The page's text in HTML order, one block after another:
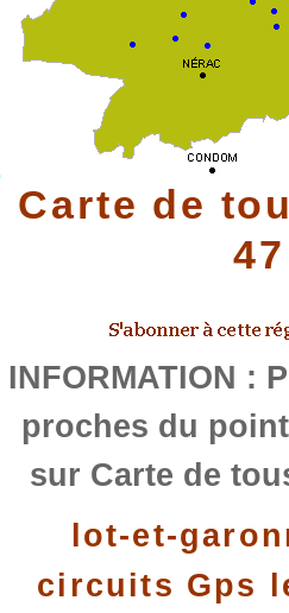
Carte de
INFORMATION :
proches du
sur Carte de
lot-et-
circuits Gps